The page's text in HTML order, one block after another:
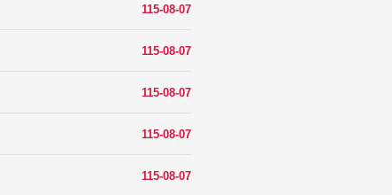
115-08-07
115-08-07
115-08-07
115-08-07
115-08-07